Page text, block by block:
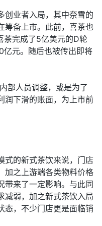
创业者入局，其中奈雪的
筹备上市。此前，喜茶也
茶完成了5亿美元的D轮
元。随后也被传出即将
部人员调整，或是为了
润下滑的账面，为上市前
式的新式茶饮来说，门店
加之上游端各类物料价格
带来了一定影响。与此同
减弱，加之新式茶饮入局
态，不少门店更是面临销